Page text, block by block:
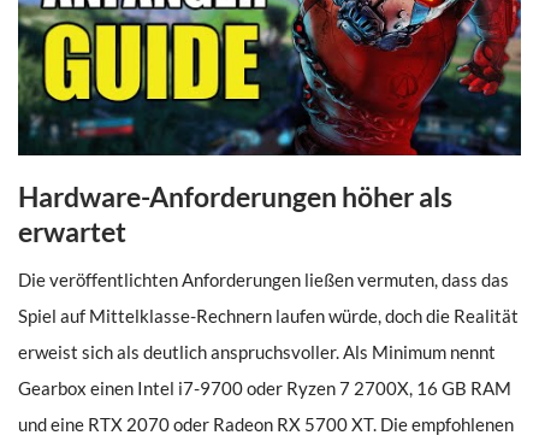
Hardware-Anforderungen höher als
erwartet
Die veröffentlichten Anforderungen ließen vermuten, dass das
Spiel auf Mittelklasse-Rechnern laufen würde, doch die Realität
erweist sich als deutlich anspruchsvoller. Als Minimum nennt
Gearbox einen Intel i7-9700 oder Ryzen 7 2700X, 16 GB RAM
und eine RTX 2070 oder Radeon RX 5700 XT. Die empfohlenen